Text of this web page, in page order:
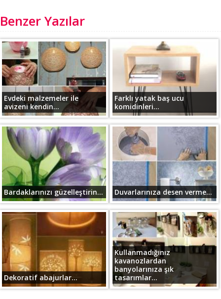
Benzer Yazılar
Evdeki malzemeler ile
avizeni kendin...
Farklı yatak baş ucu
komidinleri...
Bardaklarınızı güzelleştirin... Duvarlarınıza desen verme...
Dekoratif abajurlar...
Kullanmadığınız
kavanozlardan
banyolarınıza şık
tasarımlar...